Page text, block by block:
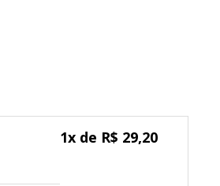
1x de R$ 29,20